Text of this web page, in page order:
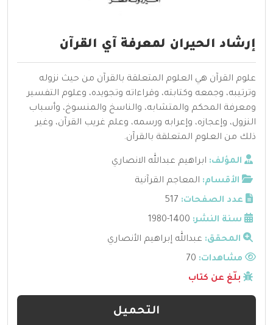
إرشاد الحيران لمعرفة آي القرآن
علوم القرآن هي العلوم المتعلقة بالقرآن من حيث نزوله
وترتيبه، وجمعه وكتابته، وقراءاته وتجويده، وعلوم التفسير
ومعرفة المحكم والمتشابه، والناسخ والمنسوخ، وأسباب
النزول، وإعجازه، وإعرابه ورسمه، وعلم غريب القرآن، وغير
ذلك من العلوم المتعلقة بالقرآن.
المؤلف: ابراهيم عبدالله الانصاري
الأقسام: المعاجم القرآنية
عدد الصفحات: 517
سنة النشر: 1400-1980
المحقق: عبدالله إبراهيم الأنصاري
مشاهدات:
بلّغ عن كتاب
التحميل